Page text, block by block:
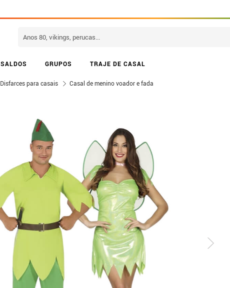
SALDOS GRUPOS TRAJE DE CASAL
Disfarces para casais Casal de menino voador e fada